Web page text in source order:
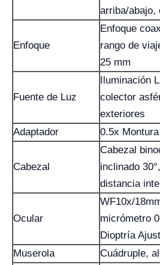
arriba/abajo,
Enfoque
Enfoque
rango de
25 mm
Fuente de Luz
Iluminación
colector
exteriores
Adaptador
0.5x
Cabezal
Cabezal
inclinado
distancia
Ocular
WF10x/
micrómetro
Dioptría
Muserola
Cuádruple,